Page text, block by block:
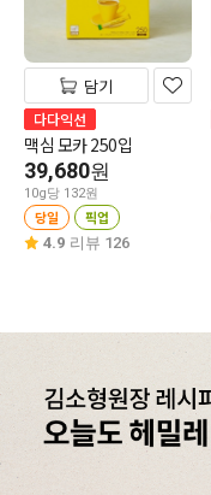
담기
다다익선
맥심 모카 250입
39,680원
10g당 132원
당일 픽업
4.9 리뷰 126